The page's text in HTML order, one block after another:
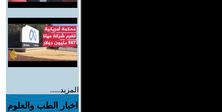
المزيد.....
اخبار الطب والعلوم